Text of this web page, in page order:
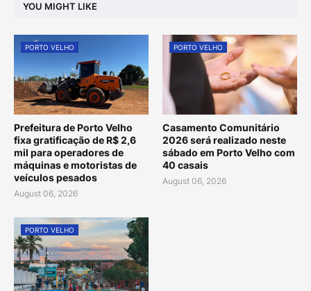
YOU MIGHT LIKE
PORTO VELHO
Prefeitura de Porto Velho
fixa gratificação de R$ 2,6
mil para operadores de
máquinas e motoristas de
veículos pesados
August 06, 2026
PORTO VELHO
Casamento Comunitário
2026 será realizado neste
sábado em Porto Velho com
40 casais
August 06, 2026
PORTO VELHO